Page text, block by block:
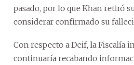
pasado, por lo que Khan retiró
considerar confirmado su
Con respecto a Deif, la Fiscalía
continuaría recabando